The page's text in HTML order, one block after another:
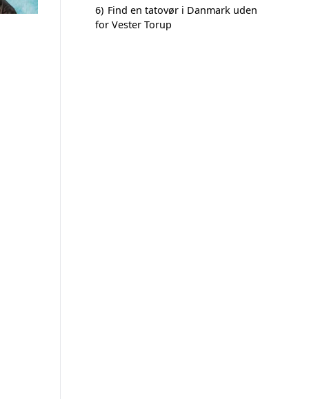
6) Find en tatovør i Danmark uden
for Vester Torup